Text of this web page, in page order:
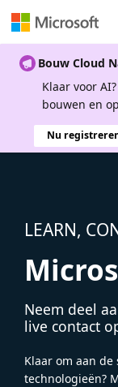
Bouw Cloud
Klaar voor
bouwen en
Nu
LEARN,
Neem deel
live contact
Klaar om aan
technologieën?